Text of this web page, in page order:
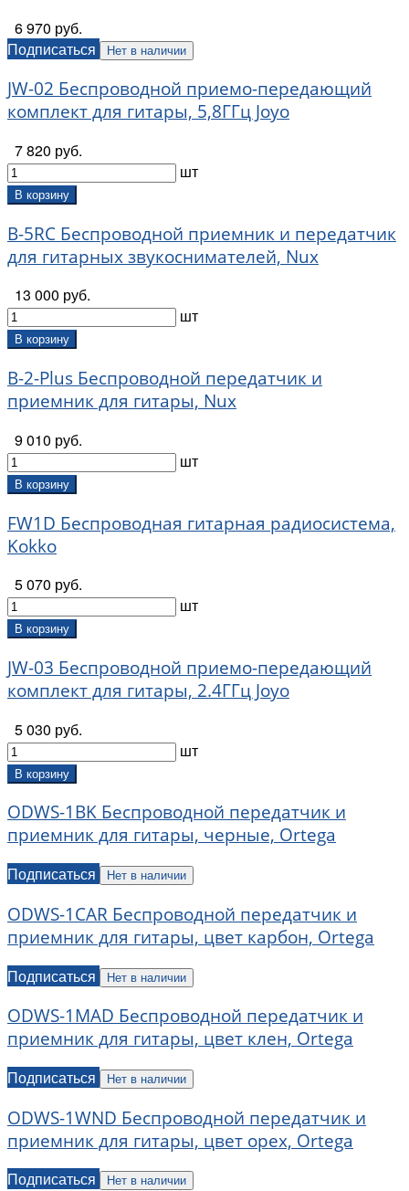
6 970 руб.
Подписаться
Нет в наличии
JW-02 Беспроводной приемо-передающий
комплект для гитары, 5,8ГГц Joyo
7 820 руб.
шт
В корзину
B-5RC Беспроводной приемник и передатчик
для гитарных звукоснимателей, Nux
13 000 руб.
шт
В корзину
B-2-Plus Беспроводной передатчик и
приемник для гитары, Nux
9 010 руб.
шт
В корзину
FW1D Беспроводная гитарная радиосистема,
Kokko
5 070 руб.
шт
В корзину
JW-03 Беспроводной приемо-передающий
комплект для гитары, 2.4ГГц Joyo
5 030 руб.
шт
В корзину
ODWS-1BK Беспроводной передатчик и
приемник для гитары, черные, Ortega
Подписаться Нет в наличии
ODWS-1CAR Беспроводной передатчик и
приемник для гитары, цвет карбон, Ortega
Подписаться Нет в наличии
ODWS-1MAD Беспроводной передатчик и
приемник для гитары, цвет клен, Ortega
Подписаться Нет в наличии
ODWS-1WND Беспроводной передатчик и
приемник для гитары, цвет орех, Ortega
Подписаться Нет в наличии